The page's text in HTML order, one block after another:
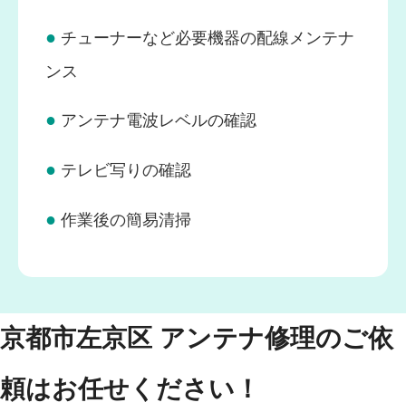
● チューナーなど必要機器の配線メンテナ
ンス
● アンテナ電波レベルの確認
● テレビ写りの確認
● 作業後の簡易清掃
京都市左京区 アンテナ修理のご依
頼はお任せください！